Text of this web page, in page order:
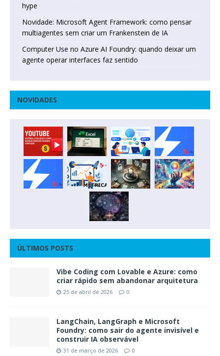
hype
Novidade: Microsoft Agent Framework: como pensar
multiagentes sem criar um Frankenstein de IA
Computer Use no Azure AI Foundry: quando deixar um
agente operar interfaces faz sentido
NOVIDADES
ÚLTIMOS POSTS
Vibe Coding com Lovable e Azure: como
criar rápido sem abandonar arquitetura
25 de abril de 2026 0
LangChain, LangGraph e Microsoft
Foundry: como sair do agente invisível e
construir IA observável
31 de março de 2026 0